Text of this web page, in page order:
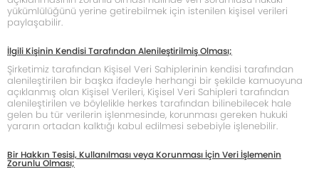
yükümlülüğünü yerine getirebilmek için istenilen kişisel verileri
paylaşabilir.
İlgili Kişinin Kendisi Tarafından Alenileştirilmiş Olması;
Şirketimiz tarafından Kişisel Veri Sahiplerinin kendisi tarafından
alenileştirilen bir başka ifadeyle herhangi bir şekilde kamuoyuna
açıklanmış olan Kişisel Verileri, Kişisel Veri Sahipleri tarafından
alenileştirilen ve böylelikle herkes tarafından bilinebilecek hale
gelen bu tür verilerin işlenmesinde, korunması gereken hukuki
yararın ortadan kalktığı kabul edilmesi sebebiyle işlenebilir.
Bir Hakkın Tesisi, Kullanılması veya Korunması İçin Veri İşlemenin
Zorunlu Olması;